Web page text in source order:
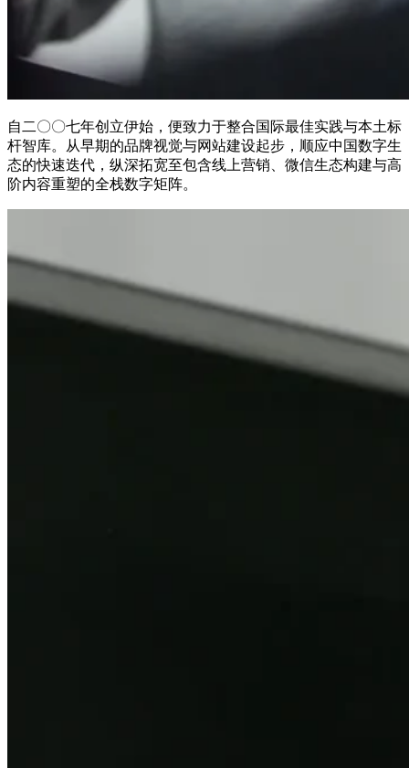
自二〇〇七年创立伊始，便致力于整合国际最佳实践与本土标
杆智库。从早期的品牌视觉与网站建设起步，顺应中国数字生
态的快速迭代，纵深拓宽至包含线上营销、微信生态构建与高
阶内容重塑的全栈数字矩阵。